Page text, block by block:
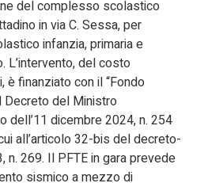
del complesso scolastico
in via C. Sessa, per
infanzia, primaria e
L’intervento, del costo
finanziato con il “Fondo
Decreto del Ministro
dell’11 dicembre 2024, n. 254
all’articolo 32-bis del decreto-
269. Il PFTE in gara prevede
sismico a mezzo di